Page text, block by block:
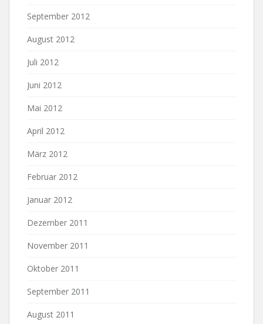
September 2012
August 2012
Juli 2012
Juni 2012
Mai 2012
April 2012
März 2012
Februar 2012
Januar 2012
Dezember 2011
November 2011
Oktober 2011
September 2011
August 2011